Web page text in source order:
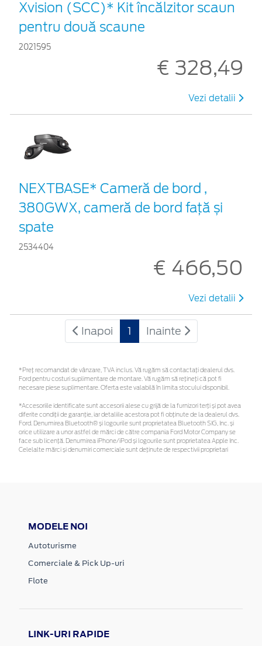
Xvision (SCC)* Kit încălzitor scaun
pentru două scaune
2021595
€ 328,49
Vezi detalii
NEXTBASE* Cameră de bord ,
380GWX, cameră de bord față și
spate
2534404
€ 466,50
Vezi detalii
Inapoi 1 Inainte
*Preţ recomandat de vânzare, TVA inclus. Vă rugăm să contactaţi dealerul dvs.
Ford pentru costuri suplimentare de montare. Vă rugăm să rețineți că pot fi
necesare piese suplimentare. Oferta este valabilă în limita stocului disponibil.
*Accesoriile identificate sunt accesorii alese cu grijă de la furnizori terți și pot avea
diferite condiții de garanție, iar detaliile acestora pot fi obținute de la dealerul dvs.
Ford. Denumirea Bluetooth® și logourile sunt proprietatea Bluetooth SIG, Inc. și
orice utilizare a unor astfel de mărci de către compania Ford Motor Company se
face sub licență. Denumirea iPhone/iPod și logourile sunt proprietatea Apple Inc.
Celelalte mărci și denumiri comerciale sunt deținute de respectivii proprietari
MODELE NOI
Autoturisme
Comerciale & Pick Up-uri
Flote
LINK-URI RAPIDE